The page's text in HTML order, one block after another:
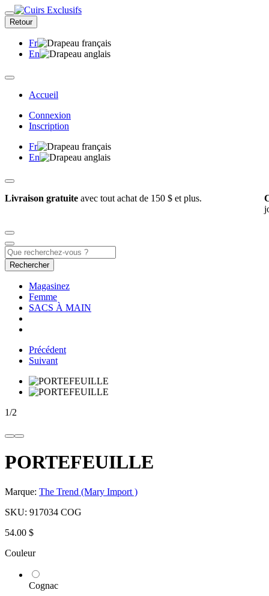
Retour
Fr
En
Accueil
Connexion
Inscription
Fr
En
Livraison gratuite avec tout achat de 150 $ et plus.
Rechercher
Magasinez
Femme
SACS À MAIN
Précédent
Suivant
1/2
PORTEFEUILLE
Marque: The Trend (Mary Import )
SKU: 917034 COG
54.00 $
Couleur
Cognac